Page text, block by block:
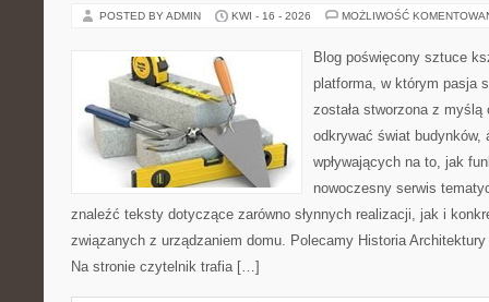
POSTED BY ADMIN KWI - 16 - 2026 MOŻLIWOŚĆ
Blog poświęcony sztuce
platforma, w którym pasja
została stworzona z
odkrywać świat
wpływających na to, jak
nowoczesny serwis
znaleźć teksty dotyczące zarówno słynnych realizacji, jak i
związanych z urządzaniem domu. Polecamy Historia
Na stronie czytelnik trafia […]